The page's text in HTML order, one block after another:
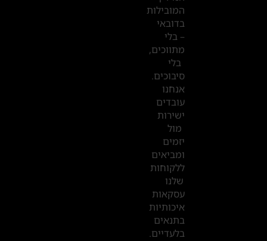
המשרדים
שלנו
בדובאי
המובילות
בדובאי
– בלי
מתווכים,
בלי
סיבוכים.
אנחנו
עובדים
ישירות
מול
יזמים
ומביאים
ללקוחות
שלנו
עסקאות
איכותיות
בתנאים
בלעדיים.